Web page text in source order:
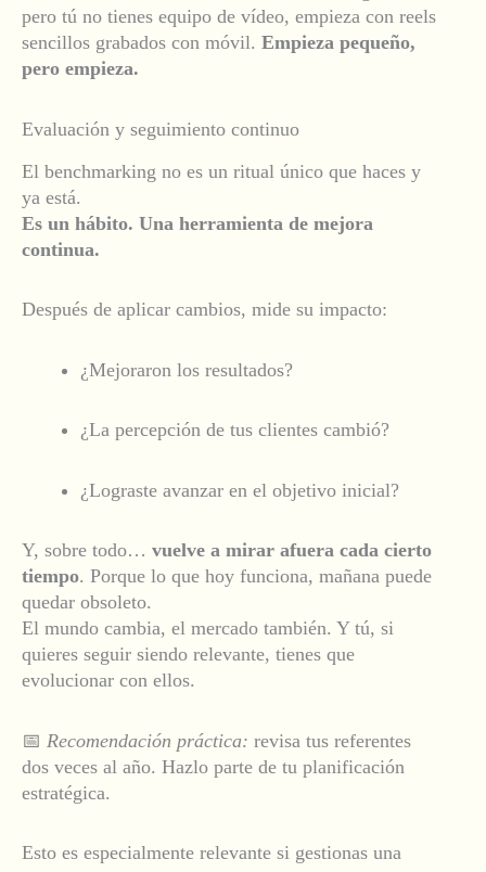
pero tú no tienes equipo de vídeo, empieza con reels
sencillos grabados con móvil. Empieza pequeño,
pero empieza.
Evaluación y seguimiento continuo
El benchmarking no es un ritual único que haces y
ya está.
Es un hábito. Una herramienta de mejora
continua.
Después de aplicar cambios, mide su impacto:
¿Mejoraron los resultados?
¿La percepción de tus clientes cambió?
¿Lograste avanzar en el objetivo inicial?
Y, sobre todo… vuelve a mirar afuera cada cierto
tiempo. Porque lo que hoy funciona, mañana puede
quedar obsoleto.
El mundo cambia, el mercado también. Y tú, si
quieres seguir siendo relevante, tienes que
evolucionar con ellos.
📅 Recomendación práctica: revisa tus referentes
dos veces al año. Hazlo parte de tu planificación
estratégica.
Esto es especialmente relevante si gestionas una